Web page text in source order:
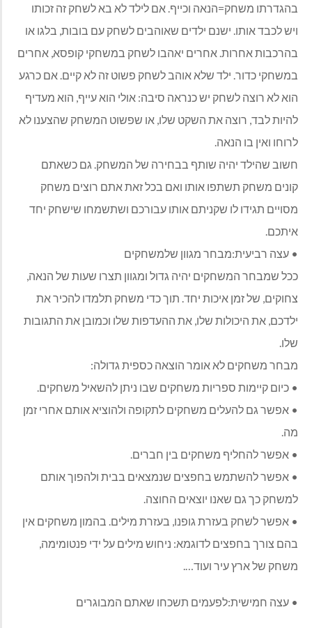
בהגדרתו משחק=הנאה וכייף. אם לילד לא בא לשחק זה זכותו
ויש לכבד אותו. ישנם ילדים שאוהבים לשחק עם בובות, בלגו או
בהרכבות אחרות. אחרים יאהבו לשחק במשחקי קופסא, אחרים
במשחקי כדור. ילד שלא אוהב לשחק פשוט זה לא קיים. אם כרגע
הוא לא רוצה לשחק יש כנראה סיבה: אולי הוא עייף, הוא מעדיף
להיות לבד, רוצה את השקט שלו, או שפשוט המשחק שהצענו לא
לרוחו ואין בו הנאה.
חשוב שהילד יהיה שותף בבחירה של המשחק. גם כשאתם
קונים משחק תשתפו אותו ואם בכל זאת אתם רוצים משחק
מסויים תגידו לו שקניתם אותו עבורכם ושתשמחו שישחק יחד
איתכם.
• עצה רביעית:מבחר מגוון שלמשחקים
ככל שמבחר המשחקים יהיה גדול ומגוון תצרו שעות של הנאה,
צחוקים, של זמן איכות יחד. תוך כדי משחק תלמדו להכיר את
ילדכם, את היכולות שלו, את ההעדפות שלו וכמובן את התגובות
שלו.
מבחר משחקים לא אומר הוצאה כספית גדולה:
• כיום קיימות ספריות משחקים שבו ניתן להשאיל משחקים.
• אפשר גם להעלים משחקים לתקופה ולהוציא אותם אחרי זמן
מה.
• אפשר להחליף משחקים בין חברים.
• אפשר להשתמש בחפצים שנמצאים בבית ולהפוך אותם
למשחק כך גם שאנו יוצאים החוצה.
• אפשר לשחק בעזרת גופנו, בעזרת מילים. בהמון משחקים אין
בהם צורך בחפצים לדוגמא: ניחוש מילים על ידי פנטומימה,
משחק של ארץ עיר ועוד….
• עצה חמישית:לפעמים תשכחו שאתם המבוגרים